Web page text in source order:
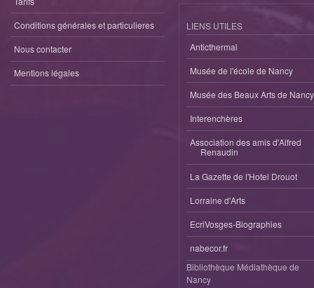
Conditions générales et particulieres
Nous contacter
Mentions légales
LIENS UTILES
Anticthermal
Musée de l'école de Nancy
Musée des Beaux Arts de Nancy
Interenchères
Association des amis d'Alfred
Renaudin
La Gazette de l'Hotel Drouot
Lorraine d'Arts
EcriVosges-Biographies
nabecor.fr
Bibliothèque Médiathèque de
Nancy